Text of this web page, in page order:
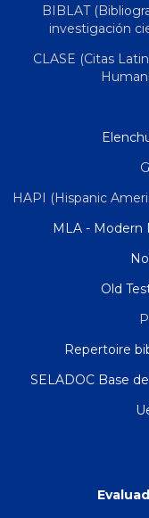
BIBLAT
investigación
CLASE (Citas
HAPI (Hispanic
MLA - Modern
Old
Repertoire
SELADOC Base